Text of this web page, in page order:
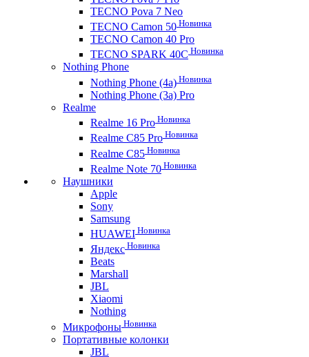
TECNO Pova 7 Neo
TECNO Camon 50 Новинка
TECNO Camon 40 Pro
TECNO SPARK 40C Новинка
Nothing Phone
Nothing Phone (4a) Новинка
Nothing Phone (3a) Pro
Realme
Realme 16 Pro Новинка
Realme C85 Pro Новинка
Realme C85 Новинка
Realme Note 70 Новинка
Наушники
Apple
Sony
Samsung
HUAWEI Новинка
Яндекс Новинка
Beats
Marshall
JBL
Xiaomi
Nothing
Микрофоны Новинка
Портативные колонки
JBL